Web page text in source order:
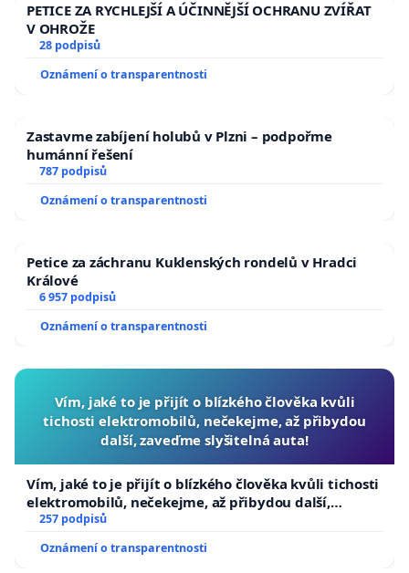
PETICE ZA RYCHLEJŠÍ A ÚČINNĚJŠÍ OCHRANU ZVÍŘAT
V OHROŽE
28 podpisů
Oznámení o transparentnosti
Zastavme zabíjení holubů v Plzni – podpořme
humánní řešení
787 podpisů
Oznámení o transparentnosti
Petice za záchranu Kuklenských rondelů v Hradci
Králové
6 957 podpisů
Oznámení o transparentnosti
Vím, jaké to je přijít o blízkého člověka kvůli
tichosti elektromobilů, nečekejme, až přibydou
další, zaveďme slyšitelná auta!
Vím, jaké to je přijít o blízkého člověka kvůli tichosti
elektromobilů, nečekejme, až přibydou další,
zaveďme slyšitelná auta!
257 podpisů
Oznámení o transparentnosti